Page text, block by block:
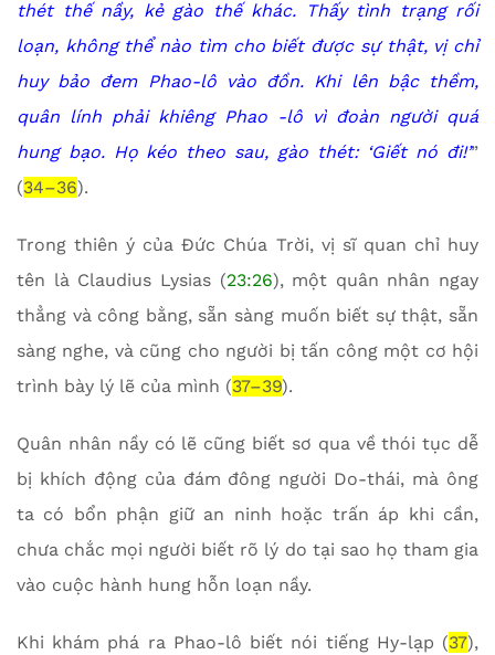
thét thế nầy, kẻ gào thế khác. Thấy tình trạng rối
loạn, không thể nào tìm cho biết được sự thật, vị chỉ
huy bảo đem Phao-lô vào đồn. Khi lên bậc thềm,
quân lính phải khiêng Phao -lô vì đoàn người quá
hung bạo. Họ kéo theo sau, gào thét: ‘Giết nó đi!’”
(34–36).
Trong thiên ý của Đức Chúa Trời, vị sĩ quan chỉ huy
tên là Claudius Lysias (23:26), một quân nhân ngay
thẳng và công bằng, sẵn sàng muốn biết sự thật, sẵn
sàng nghe, và cũng cho người bị tấn công một cơ hội
trình bày lý lẽ của mình (37–39).
Quân nhân nầy có lẽ cũng biết sơ qua về thói tục dễ
bị khích động của đám đông người Do-thái, mà ông
ta có bổn phận giữ an ninh hoặc trấn áp khi cần,
chưa chắc mọi người biết rõ lý do tại sao họ tham gia
vào cuộc hành hung hỗn loạn nầy.
Khi khám phá ra Phao-lô biết nói tiếng Hy-lạp (37),